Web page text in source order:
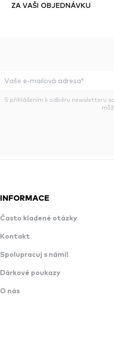
ZA VAŠI OBJEDNÁVKU
S přihlášením k odběru newsletteru
INFORMACE
Často kladené otázky
Kontakt
Spolupracuj s námi!
Dárkové poukazy
O nás